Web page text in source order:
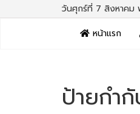
วันศุกร์ที่ 7 สิงหาคม
หน้าแรก
ป้ายกำ